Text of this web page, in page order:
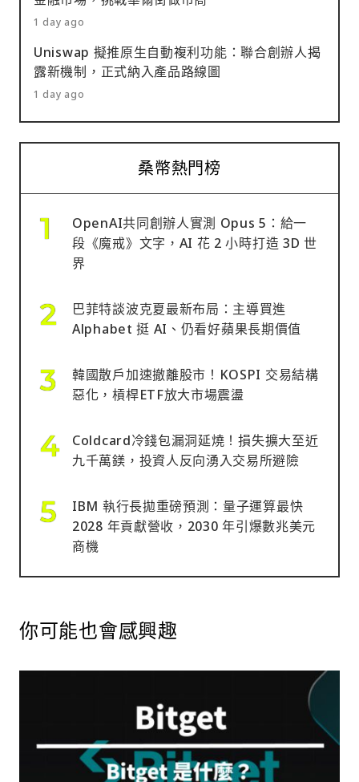
1 day ago
Uniswap 擬推原生自動複利功能：聯合創辦人揭
露新機制，正式納入產品路線圖
1 day ago
桑幣熱門榜
OpenAI共同創辦人實測 Opus 5：給一
段《魔戒》文字，AI 花 2 小時打造 3D 世
界
巴菲特談波克夏最新布局：主導買進
Alphabet 挺 AI、仍看好蘋果長期價值
韓國散戶加速撤離股市！KOSPI 交易結構
惡化，槓桿ETF放大市場震盪
Coldcard冷錢包漏洞延燒！損失擴大至近
九千萬鎂，投資人反向湧入交易所避險
IBM 執行長拋重磅預測：量子運算最快
2028 年貢獻營收，2030 年引爆數兆美元
商機
你可能也會感興趣